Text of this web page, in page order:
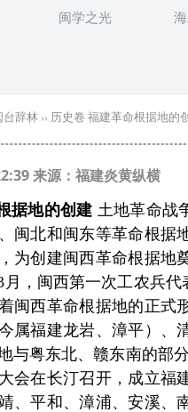
闽学之光
台辞林 ›› 历史卷 福建革命根据地的
来源：福建炎黄纵横
据地的创建 土地革命战
闽北和闽东等革命根据
为创建闽西革命根据地
月，闽西第一次工农兵
闽西革命根据地的正式
属福建龙岩、漳平）、
与粤东北、赣东南的部
会在长汀召开，成立福
、平和、漳浦、安溪、